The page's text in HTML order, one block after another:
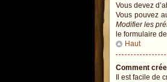
Vous devez
Vous pouvez
Modifier les
le formulaire
Haut
Comment
Il est facile de